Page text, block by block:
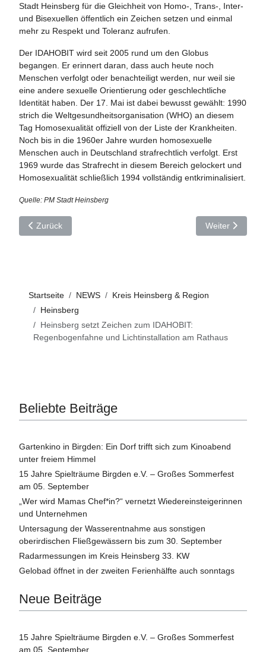
Stadt Heinsberg für die Gleichheit von Homo-, Trans-, Inter-
und Bisexuellen öffentlich ein Zeichen setzen und einmal
mehr zu Respekt und Toleranz aufrufen.
Der IDAHOBIT wird seit 2005 rund um den Globus
begangen. Er erinnert daran, dass auch heute noch
Menschen verfolgt oder benachteiligt werden, nur weil sie
eine andere sexuelle Orientierung oder geschlechtliche
Identität haben. Der 17. Mai ist dabei bewusst gewählt: 1990
strich die Weltgesundheitsorganisation (WHO) an diesem
Tag Homosexualität offiziell von der Liste der Krankheiten.
Noch bis in die 1960er Jahre wurden homosexuelle
Menschen auch in Deutschland strafrechtlich verfolgt. Erst
1969 wurde das Strafrecht in diesem Bereich gelockert und
Homosexualität schließlich 1994 vollständig entkriminalisiert.
Quelle: PM Stadt Heinsberg
Vorheriger Beitrag: Fachtag „Kindergesundheit“
Zurück Nächster
Weiter
Startseite NEWS
Kreis Heinsberg & Region
Heinsberg
Heinsberg setzt Zeichen zum IDAHOBIT:
Regenbogenfahne und Lichtinstallation am Rathaus
Beliebte Beiträge
Gartenkino in Birgden: Ein Dorf trifft sich zum Kinoabend
unter freiem Himmel
15 Jahre Spielträume Birgden e.V. – Großes Sommerfest
am 05. September
„Wer wird Mamas Chef*in?“ vernetzt Wiedereinsteigerinnen
und Unternehmen
Untersagung der Wasserentnahme aus sonstigen
oberirdischen Fließgewässern bis zum 30. September
Radarmessungen im Kreis Heinsberg 33. KW
Gelobad öffnet in der zweiten Ferienhälfte auch sonntags
Neue Beiträge
15 Jahre Spielträume Birgden e.V. – Großes Sommerfest
am 05. September